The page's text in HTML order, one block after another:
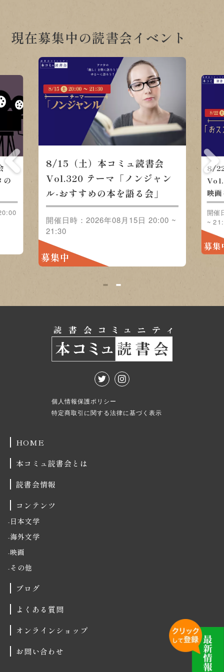
現在募集中の読書会イベント
の
8/15（土）本コミュ読書会
Vol.320 テーマ「ノンジャン
ル-おすすめの本を語る会」
開催日時：2026年08月15日 20:00 ~
21:30
募集中
8/
映
開催
~
募集
1 2
個人情報保護ポリシー
特定商取引に関する法律に基づく表示
HOME
本コミュ読書会とは
読書会情報
コンテンツ
日本文学
海外文学
映画
その他
ブログ
よくある質問
オンラインショップ
お問い合わせ